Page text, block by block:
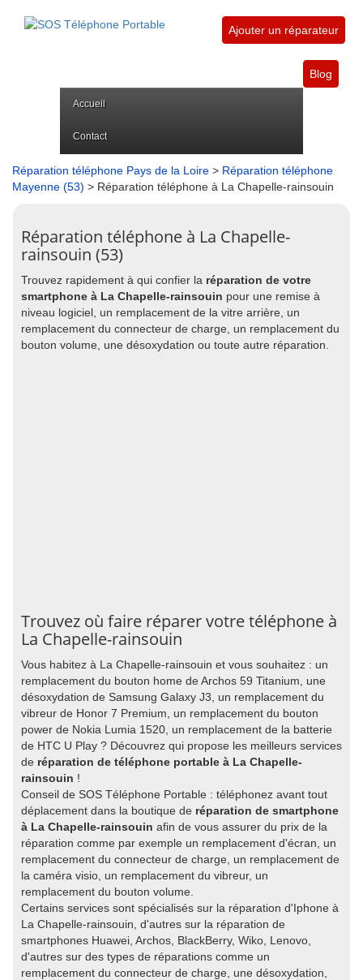
Ajouter un réparateur
Blog
Accueil
Contact
Réparation téléphone Pays de la Loire > Réparation téléphone
Mayenne (53) > Réparation téléphone à La Chapelle-rainsouin
Réparation téléphone à La Chapelle-
rainsouin (53)
Trouvez rapidement à qui confier la réparation de votre
smartphone à La Chapelle-rainsouin pour une remise à
niveau logiciel, un remplacement de la vitre arrière, un
remplacement du connecteur de charge, un remplacement du
bouton volume, une désoxydation ou toute autre réparation.
Trouvez où faire réparer votre téléphone à
La Chapelle-rainsouin
Vous habitez à La Chapelle-rainsouin et vous souhaitez : un
remplacement du bouton home de Archos 59 Titanium, une
désoxydation de Samsung Galaxy J3, un remplacement du
vibreur de Honor 7 Premium, un remplacement du bouton
power de Nokia Lumia 1520, un remplacement de la batterie
de HTC U Play ? Découvrez qui propose les meilleurs services
de réparation de téléphone portable à La Chapelle-
rainsouin !
Conseil de SOS Téléphone Portable : téléphonez avant tout
déplacement dans la boutique de réparation de smartphone
à La Chapelle-rainsouin afin de vous assurer du prix de la
réparation comme par exemple un remplacement d'écran, un
remplacement du connecteur de charge, un remplacement de
la caméra visio, un remplacement du vibreur, un
remplacement du bouton volume.
Certains services sont spécialisés sur la réparation d'Iphone à
La Chapelle-rainsouin, d'autres sur la réparation de
smartphones Huawei, Archos, BlackBerry, Wiko, Lenovo,
d'autres sur des types de réparations comme un
remplacement du connecteur de charge, une désoxydation,